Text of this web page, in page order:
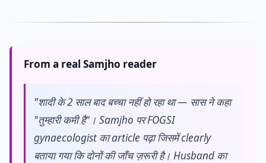
From a real Samjho reader
"शादी के 2 साल बाद बच्चा नहीं हो रहा था — सास ने कहा
"तुम्हारी कमी है"। Samjho पर FOGSI
gynaecologist का article पढ़ा जिसमें clearly
बताया गया कि दोनों की जाँच ज़रूरी है। Husband का